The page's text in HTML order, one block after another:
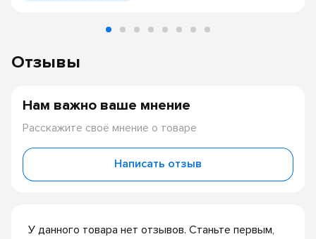
Отзывы
У данного товара нет отзывов. Станьте первым,
Нам важно ваше мнение
Расскажите своё мнение о товаре
Написать отзыв